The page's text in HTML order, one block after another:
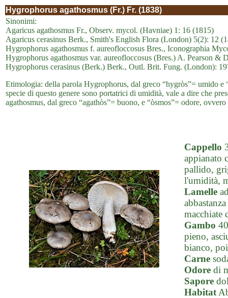
Hygrophorus agathosmus (Fr.) Fr. (1838)
Sinonimi:
Agaricus agathosmus Fr., Observ. mycol. (Havniae) 1: 16 (1815)
Agaricus cerasinus Berk., Smith's English Flora (London) 5(2): 12
Hygrophorus agathosmus f. aureofloccosus Bres., Iconographia
Hygrophorus agathosmus var. aureofloccosus (Bres.) A. Pearson &
Hygrophorus cerasinus (Berk.) Berk., Outl. Brit. Fung. (London):
Etimologia: della parola Hygrophorus, dal greco “hygròs”= umido
specie di questo genere sono portatrici di umidità, vale a dire che
agathosmus, dal greco “agathòs”= buono, e “òsmos”= odore,
Cappello
appianato
pallido,
l'umidità,
Lamelle
macchiate
Gambo
pieno,
bianco,
Carne
Odore di
Sapore
Habitat